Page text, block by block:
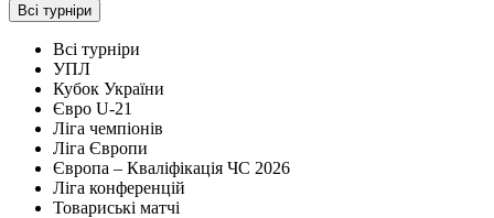
Всі турніри
Всі турніри
УПЛ
Кубок України
Євро U-21
Ліга чемпіонів
Ліга Європи
Європа – Кваліфікація ЧС 2026
Ліга конференцій
Товариські матчі